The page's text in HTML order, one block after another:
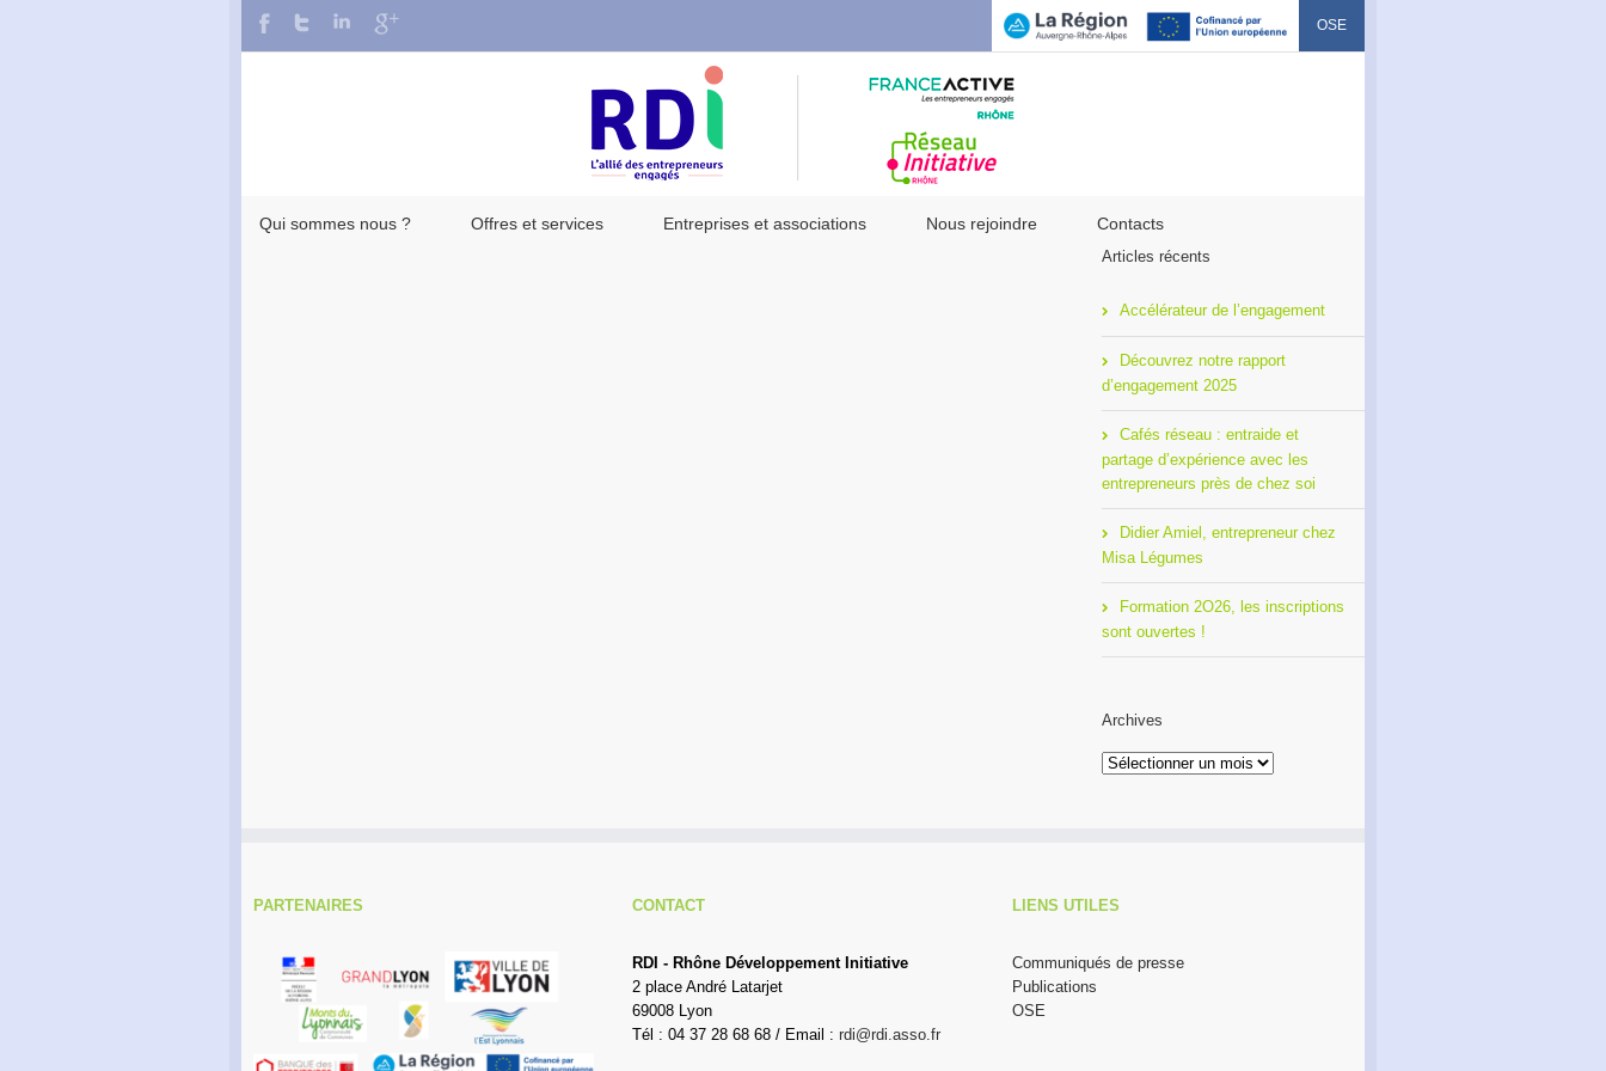
OSE
Qui sommes nous ? Offres et services Entreprises et associations Nous rejoindre Contacts
Articles récents
Accélérateur de l’engagement
Découvrez notre rapport
d’engagement 2025
Cafés réseau : entraide et
partage d’expérience avec les
entrepreneurs près de chez soi
Didier Amiel, entrepreneur chez
Misa Légumes
Formation 2O26, les inscriptions
sont ouvertes !
Archives
Archives
PARTENAIRES CONTACT
RDI - Rhône Développement Initiative
2 place André Latarjet
69008 Lyon
Tél : 04 37 28 68 68 / Email :rdi@rdi.asso.fr
LIENS UTILES
Communiqués de presse
Publications
OSE